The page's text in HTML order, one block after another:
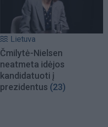
Lietuva
Čmilytė-Nielsen
neatmeta idėjos
kandidatuoti į
prezidentus (23)